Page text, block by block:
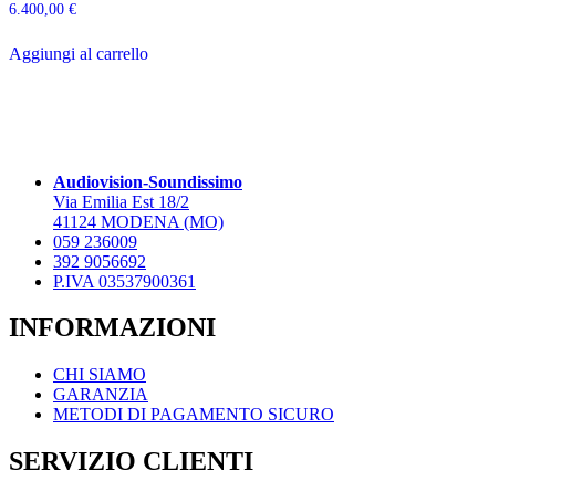
6.400,00 €
Aggiungi al carrello
Audiovision-Soundissimo
Via Emilia Est 18/2
41124 MODENA (MO)
059 236009
392 9056692
P.IVA 03537900361
INFORMAZIONI
CHI SIAMO
GARANZIA
METODI DI PAGAMENTO SICURO
SERVIZIO CLIENTI